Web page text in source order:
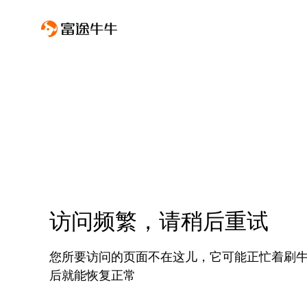
访问频繁，请稍后重试
您所要访问的页面不在这儿，它可能正忙着刷
后就能恢复正常